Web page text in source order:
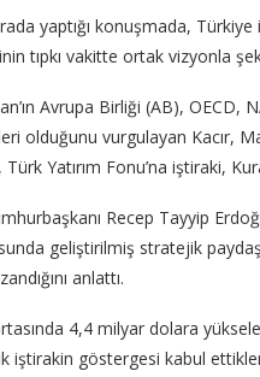
yaptığı konuşmada,
tıpkı vakitte ortak vizyonla
Avrupa Birliği (AB), OECD,
olduğunu vurgulayan Kacır,
Yatırım Fonu’na iştiraki,
Recep Tayyip
geliştirilmiş stratejik
anlattı.
4,4 milyar dolara
iştirakin göstergesi kabul